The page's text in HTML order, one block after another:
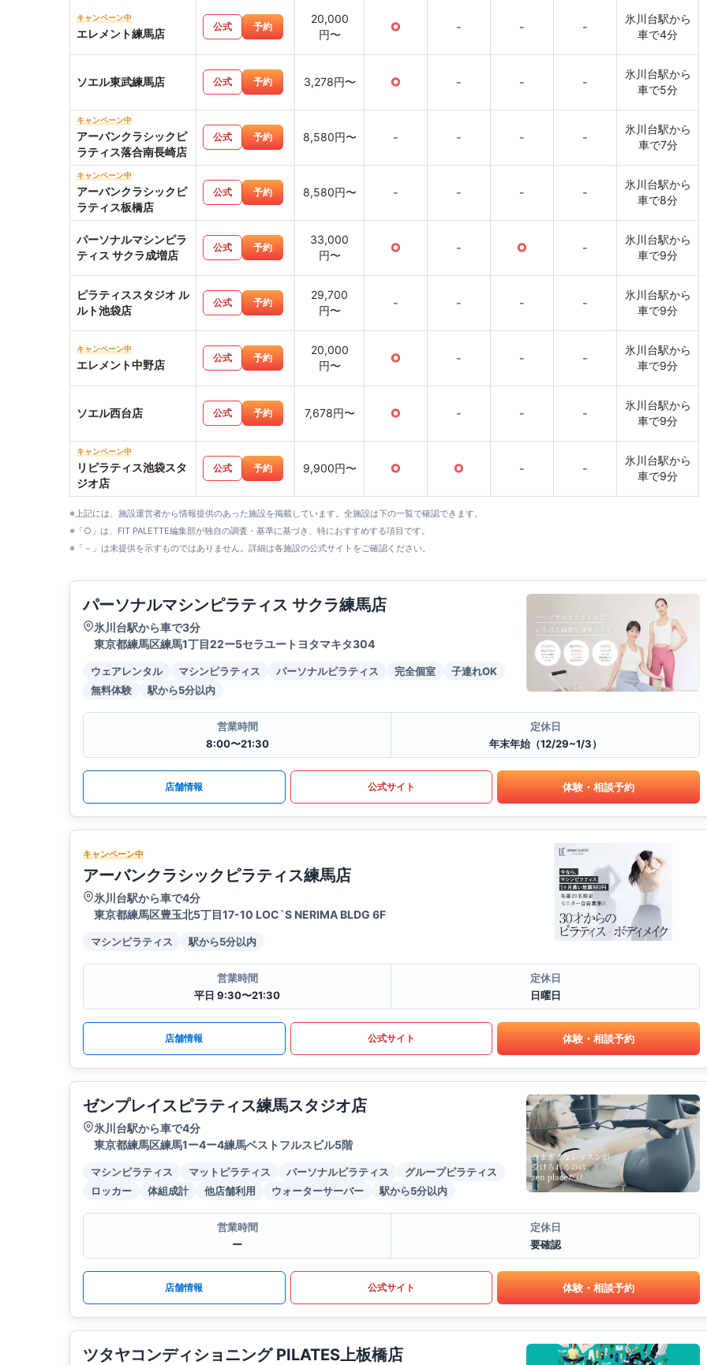
キャンペーン中
エレメント練馬店
公式 予約
20,000
円〜
○ - - -
氷川台駅から
車で4分
ソエル東武練馬店 公式 予約 3,278円〜 ○ - - -
氷川台駅から
車で5分
キャンペーン中
アーバンクラシックピ
ラティス落合南長崎店
公式 予約 8,580円〜 - - - -
氷川台駅から
車で7分
キャンペーン中
アーバンクラシックピ
ラティス板橋店
公式 予約 8,580円〜 - - - -
氷川台駅から
車で8分
パーソナルマシンピラ
ティス サクラ成増店
公式 予約
33,000
円〜
○ - ○ -
氷川台駅から
車で9分
ピラティススタジオ ル
ルト池袋店
公式 予約
29,700
円〜
- - - -
氷川台駅から
車で9分
キャンペーン中
エレメント中野店
公式 予約
20,000
円〜
○ - - -
氷川台駅から
車で9分
ソエル西台店 公式 予約 7,678円〜 ○ - - -
氷川台駅から
車で9分
キャンペーン中
リピラティス池袋スタ
ジオ店
公式 予約 9,900円〜 ○ ○ - -
氷川台駅から
車で9分
※上記には、施設運営者から情報提供のあった施設を掲載しています。全施設は下の一覧で確認できます。
※「○」は、FIT PALETTE編集部が独自の調査・基準に基づき、特におすすめする項目です。
※「－」は未提供を示すものではありません。詳細は各施設の公式サイトをご確認ください。
パーソナルマシンピラティス サクラ練馬店
氷川台駅から車で3分
東京都練馬区練馬1丁目22ー5セラユートヨタマキタ304
ウェアレンタル マシンピラティス パーソナルピラティス 完全個室
子連れOK
無料体験
駅から5分以内
営業時間
8:00〜21:30
定休日
年末年始（12/29~1/3）
店舗情報 公式サイト 体験・相談予約
キャンペーン中
アーバンクラシックピラティス練馬店
氷川台駅から車で4分
東京都練馬区豊玉北5丁目17-10 LOC`S NERIMA BLDG 6F
マシンピラティス 駅から5分以内
営業時間
平日 9:30〜21:30
定休日
日曜日
店舗情報 公式サイト 体験・相談予約
ゼンプレイスピラティス練馬スタジオ店
氷川台駅から車で4分
東京都練馬区練馬1ー4ー4練馬ベストフルスビル5階
マシンピラティス マットピラティス パーソナルピラティス
グループピラティス
ロッカー
体組成計 他店舗利用 ウォーターサーバー 駅から5分以内
営業時間
ー
定休日
要確認
店舗情報 公式サイト 体験・相談予約
ツタヤコンディショニング PILATES上板橋店